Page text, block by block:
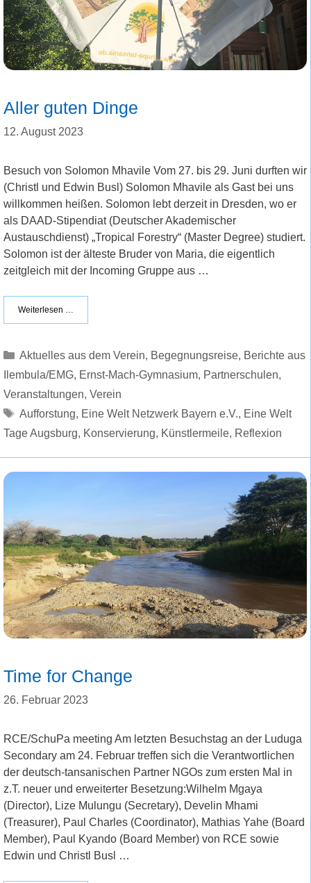
Aller guten Dinge
12. August 2023
Besuch von Solomon Mhavile Vom 27. bis 29. Juni durften wir
(Christl und Edwin Busl) Solomon Mhavile als Gast bei uns
willkommen heißen. Solomon lebt derzeit in Dresden, wo er
als DAAD-Stipendiat (Deutscher Akademischer
Austauschdienst) „Tropical Forestry“ (Master Degree) studiert.
Solomon ist der älteste Bruder von Maria, die eigentlich
zeitgleich mit der Incoming Gruppe aus …
Weiterlesen …
Kategorien
Aktuelles aus dem Verein, Begegnungsreise, Berichte aus
Ilembula/EMG, Ernst-Mach-Gymnasium, Partnerschulen,
Veranstaltungen, Verein
Schlagwörter
Aufforstung, Eine Welt Netzwerk Bayern e.V., Eine Welt
Tage Augsburg, Konservierung, Künstlermeile, Reflexion
Time for Change
26. Februar 2023
RCE/SchuPa meeting Am letzten Besuchstag an der Luduga
Secondary am 24. Februar treffen sich die Verantwortlichen
der deutsch-tansanischen Partner NGOs zum ersten Mal in
z.T. neuer und erweiterter Besetzung:Wilhelm Mgaya
(Director), Lize Mulungu (Secretary), Develin Mhami
(Treasurer), Paul Charles (Coordinator), Mathias Yahe (Board
Member), Paul Kyando (Board Member) von RCE sowie
Edwin und Christl Busl …